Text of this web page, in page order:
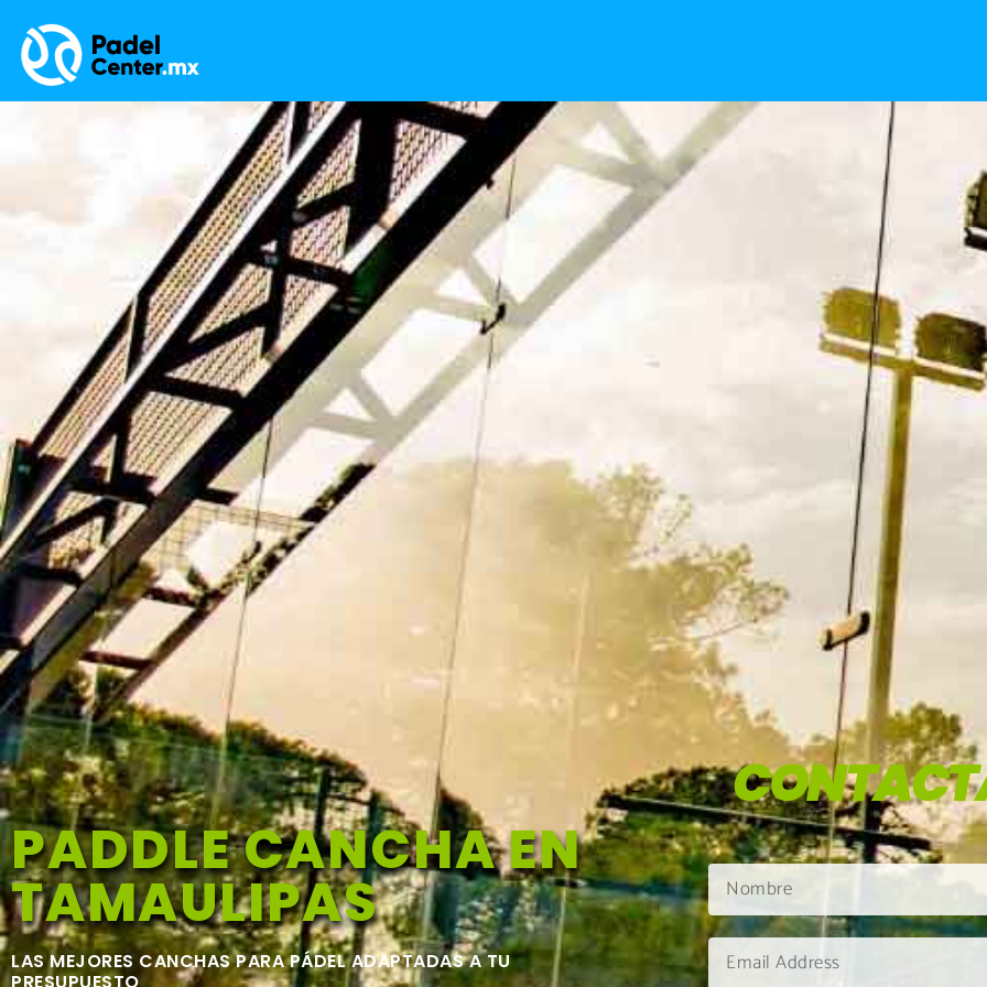
PADDLE CANCHA EN
TAMAULIPAS
LAS MEJORES CANCHAS PARA PÁDEL ADAPTADAS A TU